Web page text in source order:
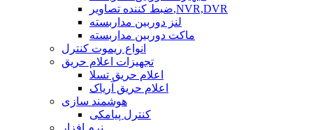
ضبط کننده تصاویر,NVR,DVR
لنز دوربین مداربسته
ماکت دوربین مداربسته
انواع ریموت کنترل
تجهیزات اعلام حریق
اعلام حریق تسلا
اعلام حریق آریاک
هوشمند سازی
کنترل پیامکی
نرم افزار